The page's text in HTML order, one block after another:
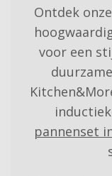
Ontdek
voor een
duurzame
pannenset